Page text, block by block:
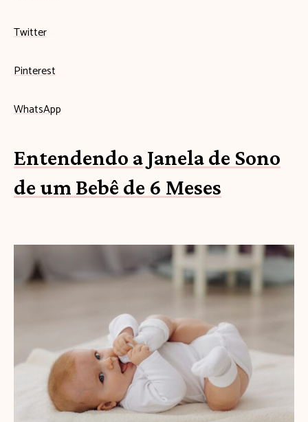
Twitter
Pinterest
WhatsApp
Entendendo a Janela de Sono
de um Bebê de 6 Meses